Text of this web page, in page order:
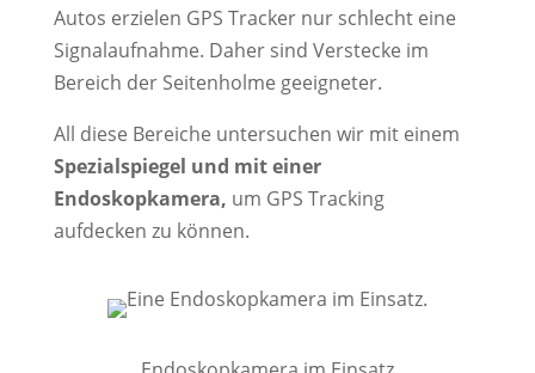
Autos erzielen GPS Tracker nur schlecht eine
Signalaufnahme. Daher sind Verstecke im
Bereich der Seitenholme geeigneter.
All diese Bereiche untersuchen wir mit einem
Spezialspiegel und mit einer
Endoskopkamera, um GPS Tracking
aufdecken zu können.